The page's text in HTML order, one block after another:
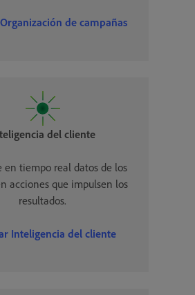
de campañas
del cliente
en tiempo real datos de los
acciones que impulsen los
resultados.
Inteligencia del cliente